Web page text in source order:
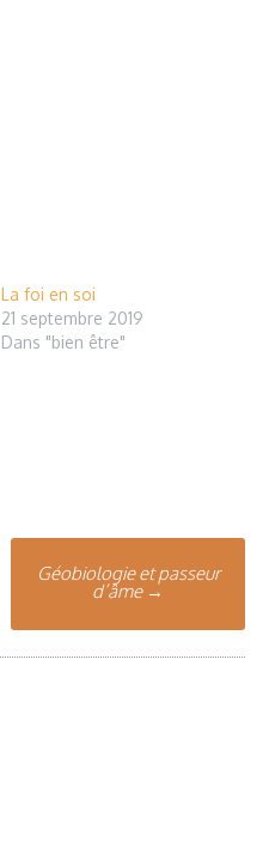
La foi en soi
21 septembre 2019
Dans "bien être"
Géobiologie et passeur
d’âme →